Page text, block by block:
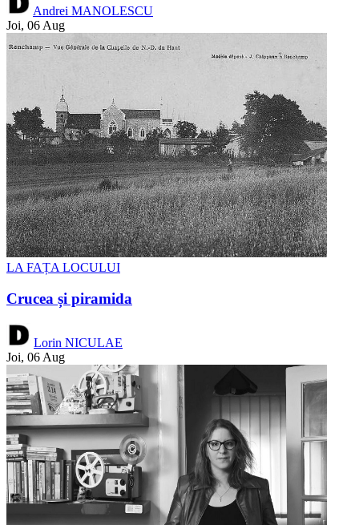
Andrei MANOLESCU
Joi, 06 Aug
LA FAȚA LOCULUI
Crucea și piramida
Lorin NICULAE
Joi, 06 Aug